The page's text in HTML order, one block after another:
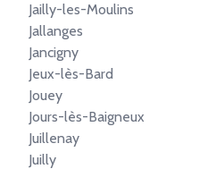
Jailly-les-Moulins
Jallanges
Jancigny
Jeux-lès-Bard
Jouey
Jours-lès-Baigneux
Juillenay
Juilly